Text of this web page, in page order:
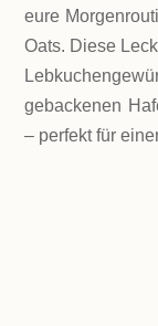
eure
Oats. Diese
gebackenen
– perfekt für